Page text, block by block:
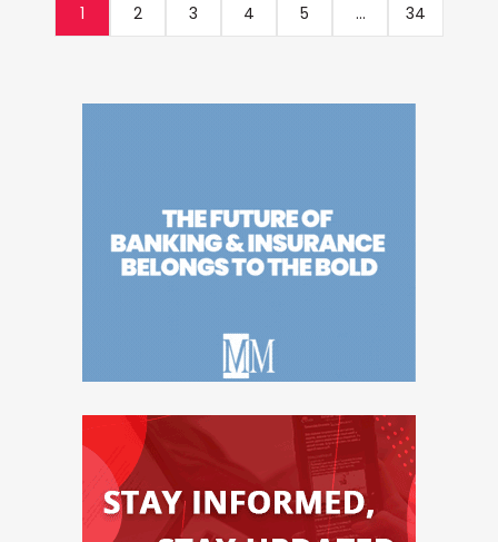
1 2 3 4 5 ... 34